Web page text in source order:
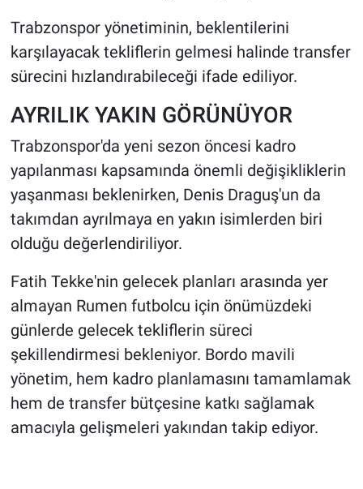
Trabzonspor yönetiminin, beklentilerini
karşılayacak tekliflerin gelmesi halinde transfer
sürecini hızlandırabileceği ifade ediliyor.
AYRILIK YAKIN GÖRÜNÜYOR
Trabzonspor'da yeni sezon öncesi kadro
yapılanması kapsamında önemli değişikliklerin
yaşanması beklenirken, Denis Draguş'un da
takımdan ayrılmaya en yakın isimlerden biri
olduğu değerlendiriliyor.
Fatih Tekke'nin gelecek planları arasında yer
almayan Rumen futbolcu için önümüzdeki
günlerde gelecek tekliflerin süreci
şekillendirmesi bekleniyor. Bordo mavili
yönetim, hem kadro planlamasını tamamlamak
hem de transfer bütçesine katkı sağlamak
amacıyla gelişmeleri yakından takip ediyor.